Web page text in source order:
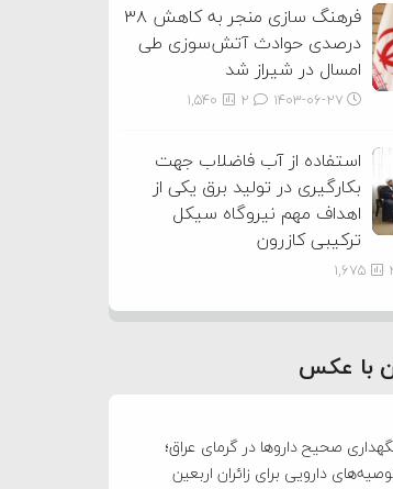
فرهنگ سازی منجر به کاهش ۳۸
درصدی حوادث آتش‌سوزی طی
امسال در شیراز شد
۱۴۰۳-۰۶-۲۷ 1,540
استفاده از آب فاضلاب جهت
بکارگیری در تولید برق یکی از
اهداف مهم نیروگاه سیکل
ترکیبی کازرون
1,675
با عکس
صحیح داروها در گرمای عراق؛
دارویی برای زائران اربعین